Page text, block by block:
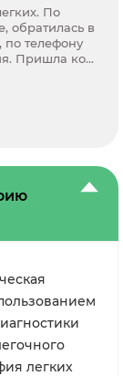
По
обратилась в
Пришла ко
на все
с терминалом.
легких